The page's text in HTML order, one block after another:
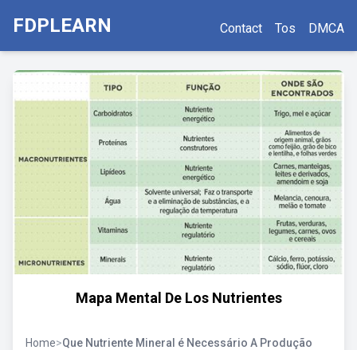
FDPLEARN Contact Tos DMCA
Mapa Mental De Los Nutrientes
Home>Que Nutriente Mineral é Necessário A Produção